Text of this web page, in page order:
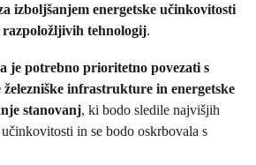
izboljšanjem energetske učinkovitosti
tehnologij.
je potrebno prioritetno povezati s
infrastrukture in energetske
stanovanj, ki bodo sledile najvišjih
in se bodo oskrbovala s